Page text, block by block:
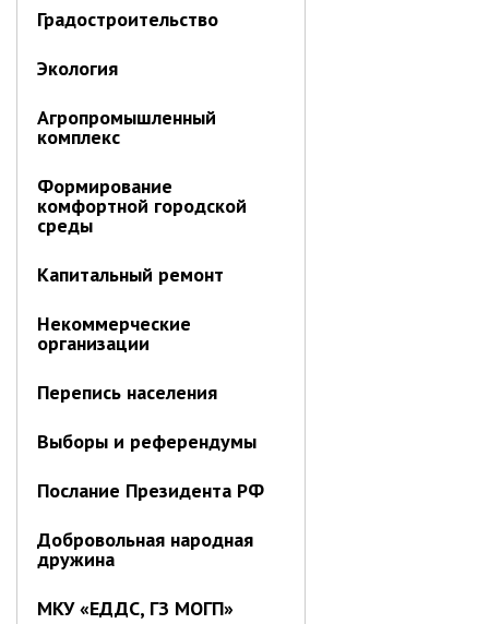
Глава МО г. Партизанск
Управления
Финансовое управление
О финансовом управлении
Управление по организационно-
контрольной работе
Управление экономики и
собственности
собственности
Труд
Специалисты по вопросам
Отдел имущественных
Об отделе имущественных
Градостроительство
Экология
Агропромышленный
комплекс
Формирование
комфортной городской
среды
Капитальный ремонт
Некоммерческие
организации
Перепись населения
Выборы и референдумы
Послание Президента РФ
Добровольная народная
дружина
МКУ «ЕДДС, ГЗ МОГП»